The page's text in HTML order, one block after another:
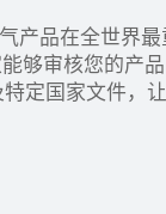
产品在全世界
够审核您的产
定国家文件，